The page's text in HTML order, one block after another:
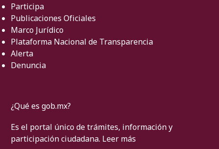
Participa
Publicaciones Oficiales
Marco Jurídico
Plataforma Nacional de Transparencia
Alerta
Denuncia
¿Qué es gob.mx?
Es el portal único de trámites, información y
participación ciudadana. Leer más